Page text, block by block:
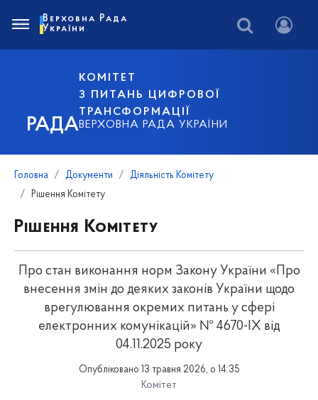
РАДА
КОМІТЕТ
З ПИТАНЬ ЦИФРОВОЇ
ТРАНСФОРМАЦІЇ
ВЕРХОВНА РАДА УКРАЇНИ
Верховна Рада
України
Головна Документи
Діяльність Комітету
Рішення Комітету
Рішення Комітету
Про стан виконання норм Закону України «Про
внесення змін до деяких законів України щодо
врегулювання окремих питань у сфері
електронних комунікацій» № 4670-ІХ від
04.11.2025 року
Опубліковано 13 травня 2026, о 14:35
Комітет